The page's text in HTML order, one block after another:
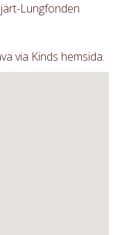
Lungfonden
via Kinds hemsida.